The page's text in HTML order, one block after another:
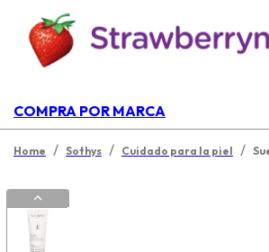
COMPRA POR MARCA
Home / Sothys / Cuidado para la piel /